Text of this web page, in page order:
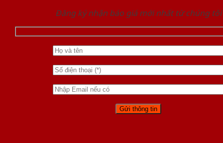
Đăng ký nhận báo giá mới nhất từ chúng tôi